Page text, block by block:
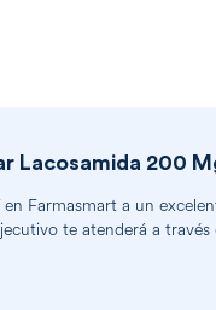
Lacosamida 200
en Farmasmart a un
te atenderá a través